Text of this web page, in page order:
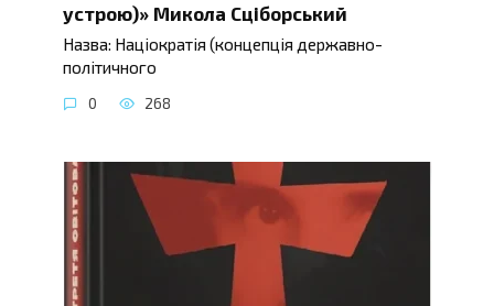
устрою)» Микола Сціборський
Назва: Націократія (концепція державно-
політичного
0 268